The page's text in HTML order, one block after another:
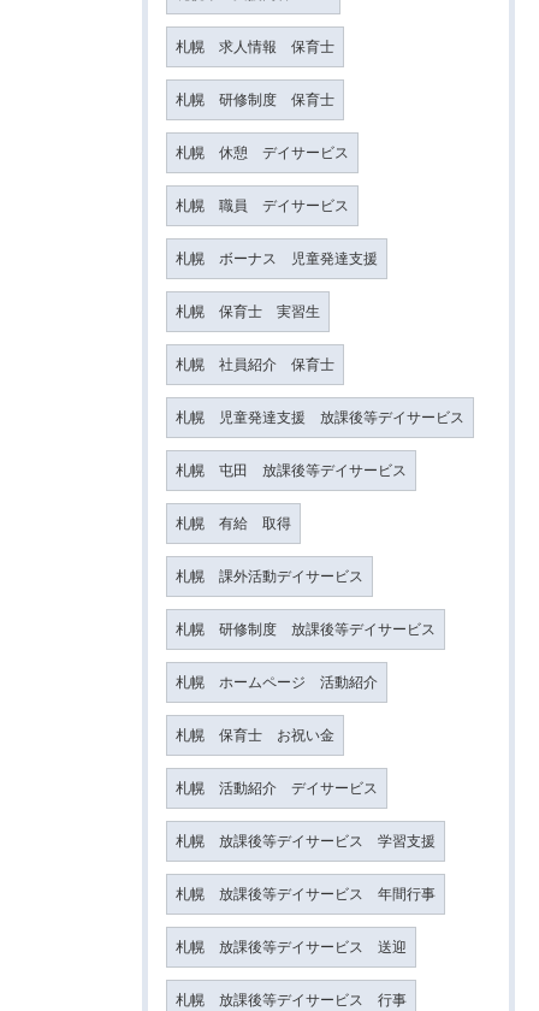
札幌 求人情報 保育士
札幌 研修制度 保育士
札幌 休憩 デイサービス
札幌 職員 デイサービス
札幌 ボーナス 児童発達支援
札幌 保育士 実習生
札幌 社員紹介 保育士
札幌 児童発達支援 放課後等デイサービス
札幌 屯田 放課後等デイサービス
札幌 有給 取得
札幌 課外活動デイサービス
札幌 研修制度 放課後等デイサービス
札幌 ホームページ 活動紹介
札幌 保育士 お祝い金
札幌 活動紹介 デイサービス
札幌 放課後等デイサービス 学習支援
札幌 放課後等デイサービス 年間行事
札幌 放課後等デイサービス 送迎
札幌 放課後等デイサービス 行事